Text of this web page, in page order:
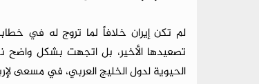
لم تكن إيران خلافاً لما تروج له في
تصعيدها الأخير، بل اتجهت بشكل واضح
الحيوية لدول الخليج العربي، في مسعى